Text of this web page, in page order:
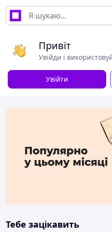
Привіт
Увійди і
Увійти
Тебе зацікавить